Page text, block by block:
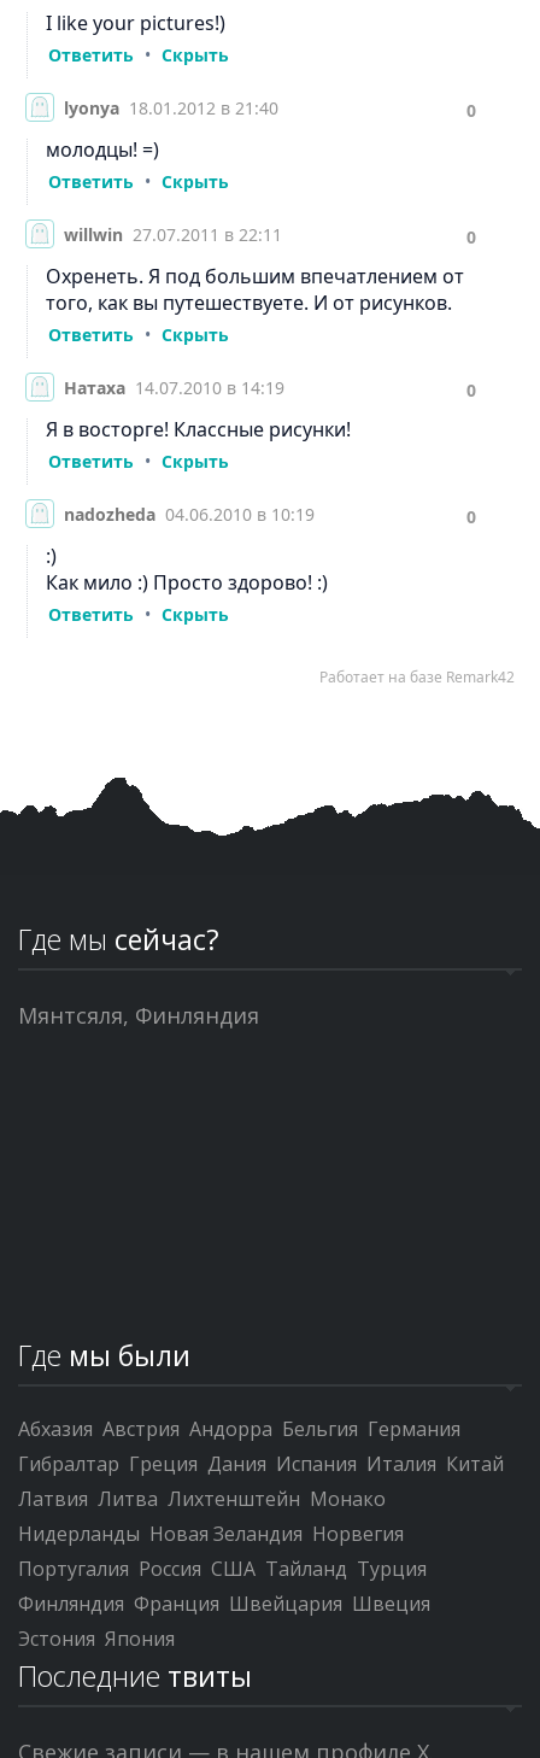
Где мы сейчас?
Мянтсяля, Финляндия
Где мы были
Абхазия Австрия Андорра Бельгия Германия
Гибралтар Греция Дания Испания Италия Китай
Латвия Литва Лихтенштейн Монако
Нидерланды Новая Зеландия Норвегия
Португалия Россия США Тайланд Турция
Финляндия Франция Швейцария Швеция
Эстония Япония
Последние твиты